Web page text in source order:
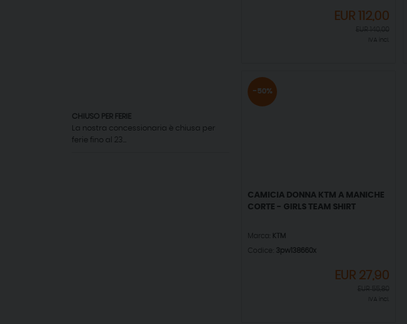
CHIUSO PER FERIE
La nostra concessionaria è chiusa per
ferie fino al 23...
EUR112,00
IVA incl.
-50%
CAMICIA DONNA KTM A MANICHE
CORTE - GIRLS TEAM SHIRT
Marca: KTM
Codice: 3pw138660x
EUR27,90
IVA incl.